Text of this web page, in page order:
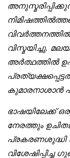
വിസ്മയിച്ചു.
അർത്ഥത്തിൽ
കുമാരനാശാൻ
ഭാഷയിലേക്ക്
നേരത്തും
പ്രകരണശുദ്ധി
വിശേഷിപ്പിച്ച